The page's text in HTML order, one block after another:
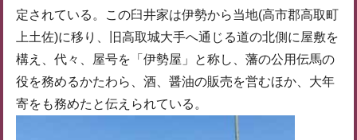
定されている。この臼井家は伊勢から当地(高市郡高取町
上土佐)に移り、旧高取城大手へ通じる道の北側に屋敷を
構え、代々、屋号を「伊勢屋」と称し、藩の公用伝馬の
役を務めるかたわら、酒、醤油の販売を営むほか、大年
寄をも務めたと伝えられている。